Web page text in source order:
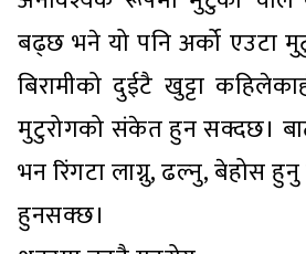
बढ्छ भने यो पनि अर्को एउटा
बिरामीको दुईटै खुट्टा
मुटुरोगको संकेत हुन सक्दछ।
भन रिंगटा लाग्नु, ढल्नु, बेहोस
हुनसक्छ।